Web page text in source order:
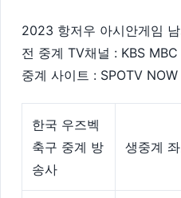
2023 항저우 아시안게임
전 중계 TV채널 : KBS
중계 사이트 : SPOTV NOW
한국 우즈벡
축구 중계 방
송사
생중계